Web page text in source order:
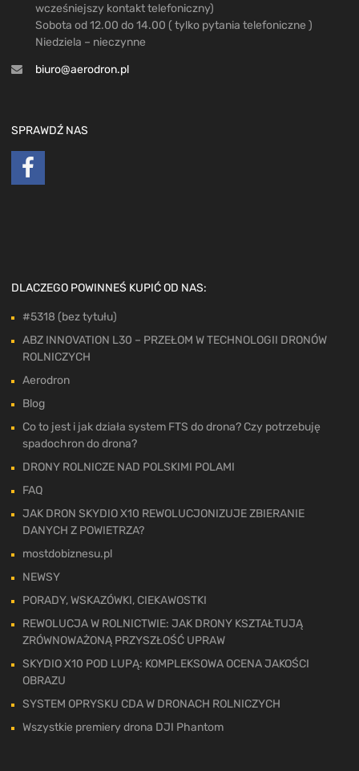
wcześniejszy kontakt telefoniczny)
Sobota od 12.00 do 14.00 ( tylko pytania telefoniczne )
Niedziela – nieczynne
biuro@aerodron.pl
SPRAWDŹ NAS
DLACZEGO POWINNEŚ KUPIĆ OD NAS:
#5318 (bez tytułu)
ABZ INNOVATION L30 – PRZEŁOM W TECHNOLOGII DRONÓW
ROLNICZYCH
Aerodron
Blog
Co to jest i jak działa system FTS do drona? Czy potrzebuję
spadochron do drona?
DRONY ROLNICZE NAD POLSKIMI POLAMI
FAQ
JAK DRON SKYDIO X10 REWOLUCJONIZUJE ZBIERANIE
DANYCH Z POWIETRZA?
mostdobiznesu.pl
NEWSY
PORADY, WSKAZÓWKI, CIEKAWOSTKI
REWOLUCJA W ROLNICTWIE: JAK DRONY KSZTAŁTUJĄ
ZRÓWNOWAŻONĄ PRZYSZŁOŚĆ UPRAW
SKYDIO X10 POD LUPĄ: KOMPLEKSOWA OCENA JAKOŚCI
OBRAZU
SYSTEM OPRYSKU CDA W DRONACH ROLNICZYCH
Wszystkie premiery drona DJI Phantom